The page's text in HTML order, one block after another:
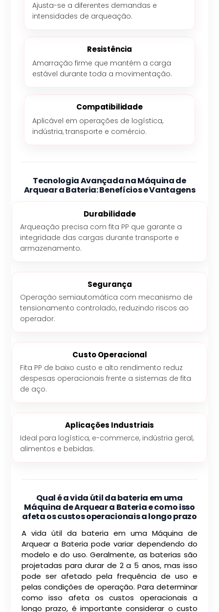
Ajusta-se a diferentes demandas e
intensidades de arqueação.
Resistência
Amarração firme que mantém a carga
estável durante toda a movimentação.
Compatibilidade
Aplicável em operações de logística,
indústria, transporte e comércio.
Tecnologia Avançada na Máquina de
Arquear a Bateria: Benefícios e Vantagens
Durabilidade
Arqueação precisa com fita PP que garante a
integridade das cargas durante transporte e
armazenamento.
Segurança
Operação semiautomática com mecanismo de
tensionamento controlado, reduzindo riscos ao
operador.
Custo Operacional
Fita PP de baixo custo e alto rendimento reduz
despesas operacionais frente a sistemas de fita
de aço.
Aplicações Industriais
Ideal para logística, e-commerce, indústria geral,
alimentos e bebidas.
Qual é a vida útil da bateria em uma
Máquina de Arquear a Bateria e como isso
afeta os custos operacionais a longo prazo
A vida útil da bateria em uma Máquina de
Arquear a Bateria pode variar dependendo do
modelo e do uso. Geralmente, as baterias são
projetadas para durar de 2 a 5 anos, mas isso
pode ser afetado pela frequência de uso e
pelas condições de operação. Para determinar
como isso afeta os custos operacionais a
longo prazo, é importante considerar o custo